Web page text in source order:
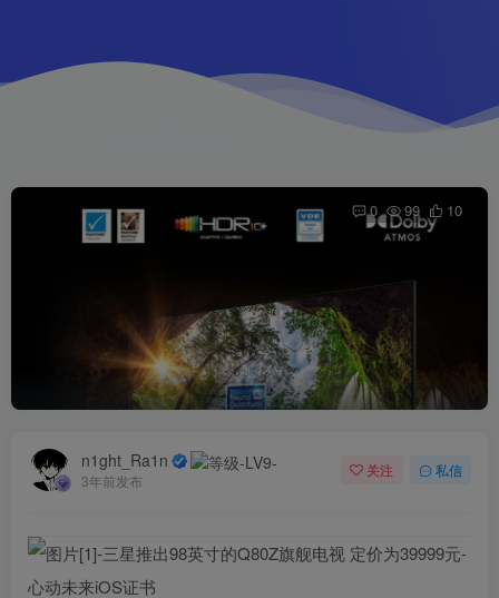
0 99 10
n1ght_Ra1n
3年前发布
关注 私信